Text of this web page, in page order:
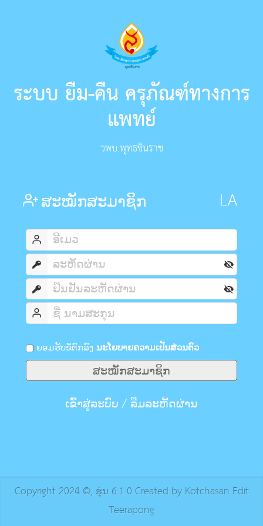
ระบบ ยืม-คืน ครุภัณฑ์ทางการ
แพทย์
วพบ.พุทธชินราช
ສະໝັກສະມາຊິກ
ຍອມຮັບຂໍ້ຕົກລົງນະໂຍບາຍຄວາມເປັນສ່ວນຕົວ
ສະໝັກສະມາຊິກ
ເຂົ້າສູ່ລະບົບ/ລືມລະຫັດຜ່ານ
Copyright 2024 ©, ຮຸ່ນ 6.1.0 Created by Kotchasan Edit
Teerapong